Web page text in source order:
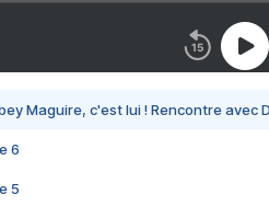
Maguire, c'est lui ! Rencontre avec
6
5